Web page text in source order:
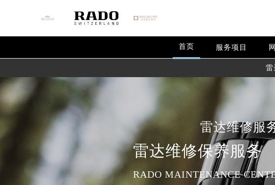
首页 服务项目
雷
雷达维修服
雷达维修保养服务
RADO MAINTENANCE